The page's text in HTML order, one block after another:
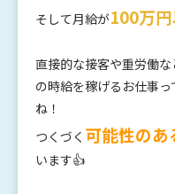
そして月給が100万
直接的な接客や重労働
の時給を稼げるお仕事
ね！
つくづく 可能性の
います👍